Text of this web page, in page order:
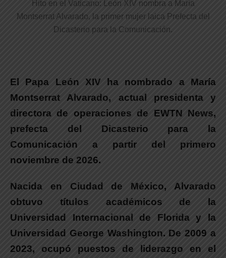
Hito en el Vaticano: León XIV nombra a María
Montserrat Alvarado, la primer mujer laica Prefecta del
Dicasterio para la Comunicación.
El Papa León XIV ha nombrado a María
Montserrat Alvarado, actual presidenta y
directora de operaciones de EWTN News,
prefecta del Dicasterio para la
Comunicación a partir del primero
noviembre de 2026.
Nacida en Ciudad de México, Alvarado
obtuvo títulos académicos de la
Universidad Internacional de Florida y la
Universidad George Washington. De 2009 a
2023, ocupó puestos de liderazgo en el